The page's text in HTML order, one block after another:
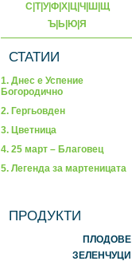
С Т|У|Ф| Х| Ц| Ч Ш Щ
Ъ Ь Ю Я
СТАТИИ
1. Днес е Успение
Богородично
2. Гергьовден
3. Цветница
4. 25 март – Благовец
5. Легенда за мартеницата
ПРОДУКТИ
ПЛОДОВЕ
ЗЕЛЕНЧУЦИ